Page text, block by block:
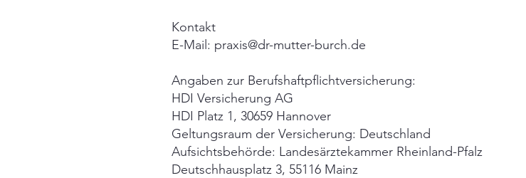
Kontakt
E-Mail: praxis@dr-mutter-burch.de
Angaben zur Berufshaftpflichtversicherung:
HDI Versicherung AG
HDI Platz 1, 30659 Hannover
Geltungsraum der Versicherung: Deutschland
Aufsichtsbehörde: Landesärztekammer Rheinland-Pfalz
Deutschhausplatz 3, 55116 Mainz